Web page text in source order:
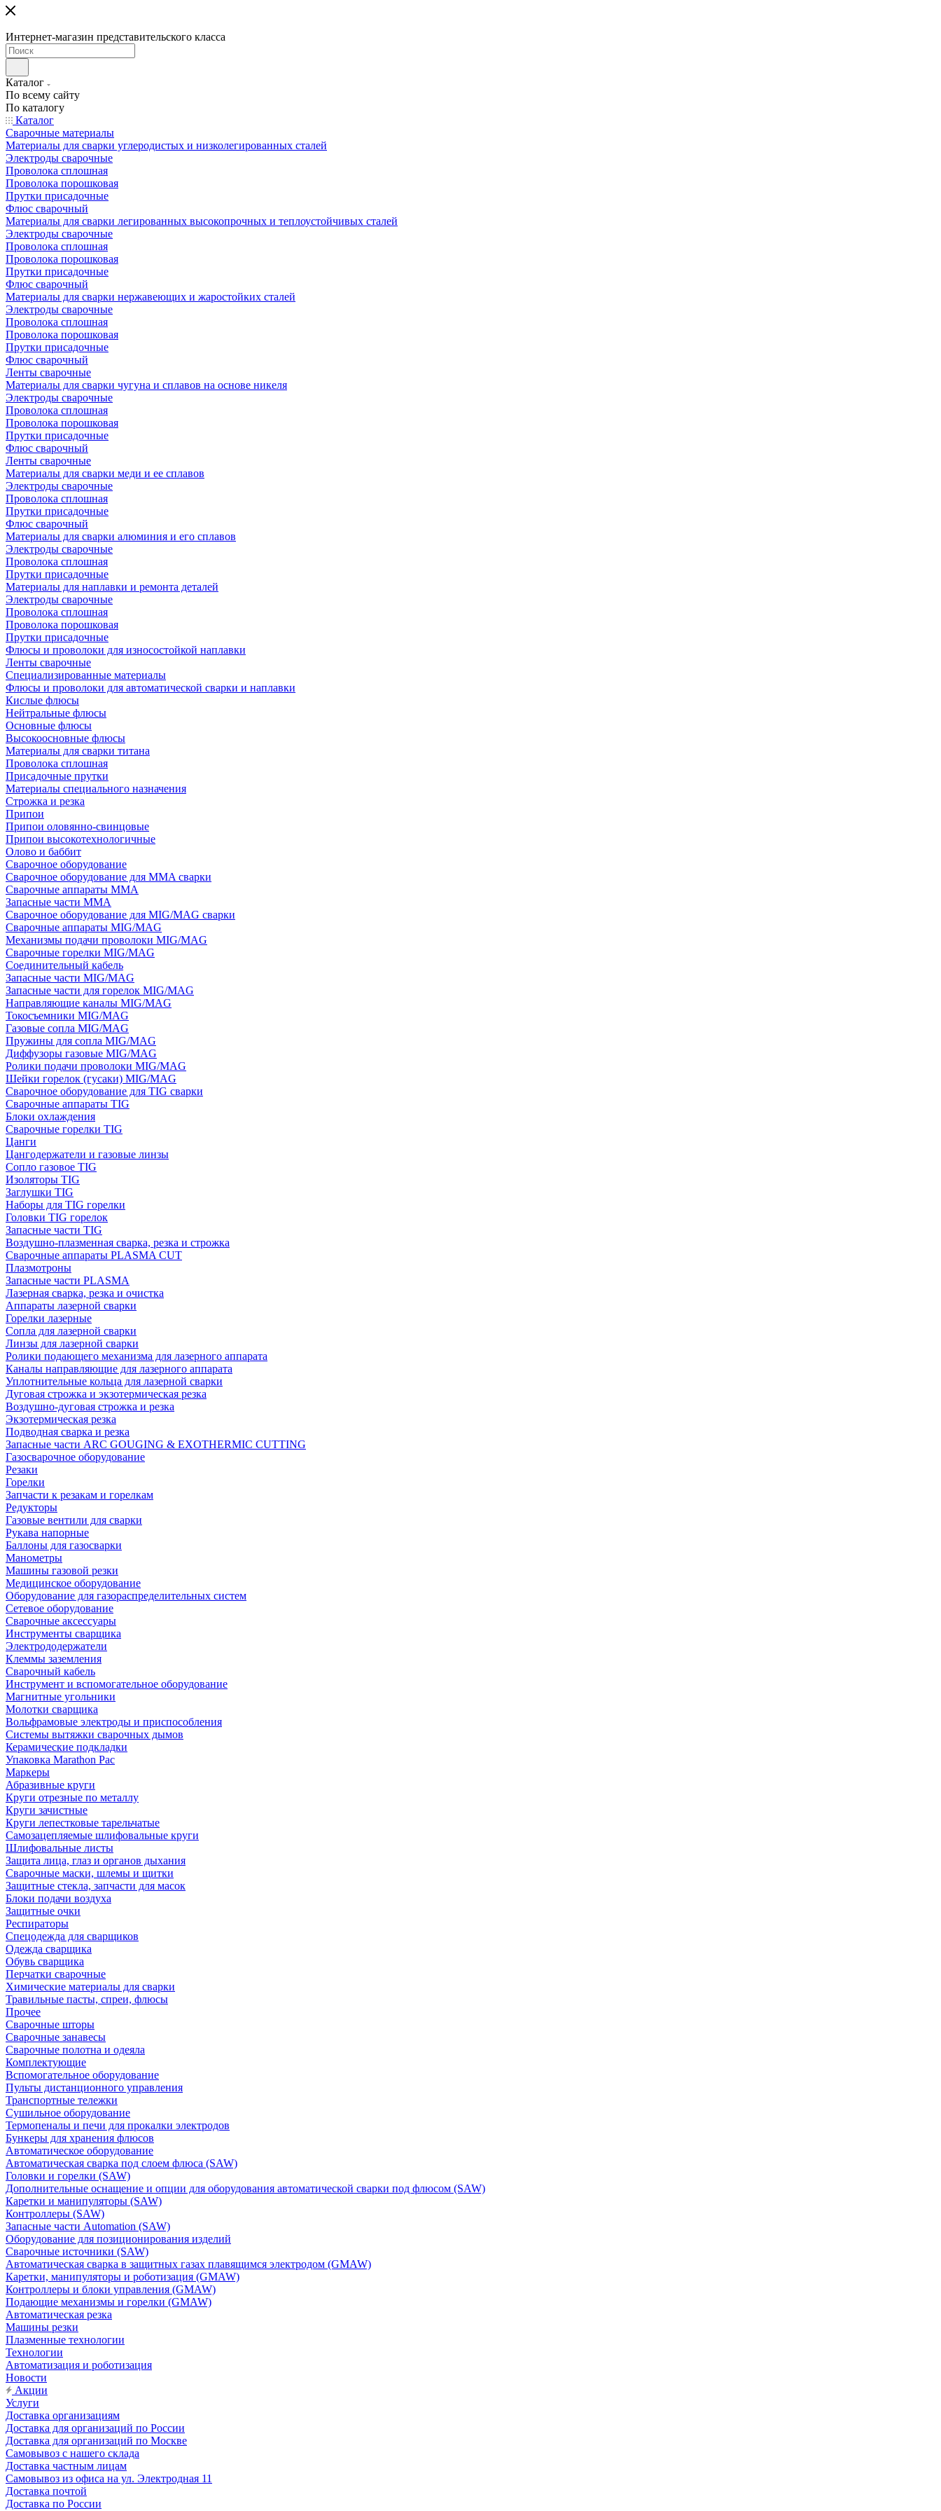
Интернет-магазин представительского класса
Каталог
По всему сайту
По каталогу
Каталог
Сварочные материалы
Материалы для сварки углеродистых и низколегированных сталей
Электроды сварочные
Проволока сплошная
Проволока порошковая
Прутки присадочные
Флюс сварочный
Материалы для сварки легированных высокопрочных и теплоустойчивых сталей
Электроды сварочные
Проволока сплошная
Проволока порошковая
Прутки присадочные
Флюс сварочный
Материалы для сварки нержавеющих и жаростойких сталей
Электроды сварочные
Проволока сплошная
Проволока порошковая
Прутки присадочные
Флюс сварочный
Ленты сварочные
Материалы для сварки чугуна и сплавов на основе никеля
Электроды сварочные
Проволока сплошная
Проволока порошковая
Прутки присадочные
Флюс сварочный
Ленты сварочные
Материалы для сварки меди и ее сплавов
Электроды сварочные
Проволока сплошная
Прутки присадочные
Флюс сварочный
Материалы для сварки алюминия и его сплавов
Электроды сварочные
Проволока сплошная
Прутки присадочные
Материалы для наплавки и ремонта деталей
Электроды сварочные
Проволока сплошная
Проволока порошковая
Прутки присадочные
Флюсы и проволоки для износостойкой наплавки
Ленты сварочные
Специализированные материалы
Флюсы и проволоки для автоматической сварки и наплавки
Кислые флюсы
Нейтральные флюсы
Основные флюсы
Высокоосновные флюсы
Материалы для сварки титана
Проволока сплошная
Присадочные прутки
Материалы специального назначения
Строжка и резка
Припои
Припои оловянно-свинцовые
Припои высокотехнологичные
Олово и баббит
Сварочное оборудование
Сварочное оборудование для MMA сварки
Сварочные аппараты MMA
Запасные части MMA
Сварочное оборудование для MIG/MAG сварки
Сварочные аппараты MIG/MAG
Механизмы подачи проволоки MIG/MAG
Сварочные горелки MIG/MAG
Соединительный кабель
Запасные части MIG/MAG
Запасные части для горелок MIG/MAG
Направляющие каналы MIG/MAG
Токосъемники MIG/MAG
Газовые сопла MIG/MAG
Пружины для сопла MIG/MAG
Диффузоры газовые MIG/MAG
Ролики подачи проволоки MIG/MAG
Шейки горелок (гусаки) MIG/MAG
Сварочное оборудование для TIG сварки
Сварочные аппараты TIG
Блоки охлаждения
Сварочные горелки TIG
Цанги
Цангодержатели и газовые линзы
Сопло газовое TIG
Изоляторы TIG
Заглушки TIG
Наборы для TIG горелки
Головки TIG горелок
Запасные части TIG
Воздушно-плазменная сварка, резка и строжка
Сварочные аппараты PLASMA CUT
Плазмотроны
Запасные части PLASMA
Лазерная сварка, резка и очистка
Аппараты лазерной сварки
Горелки лазерные
Сопла для лазерной сварки
Линзы для лазерной сварки
Ролики подающего механизма для лазерного аппарата
Каналы направляющие для лазерного аппарата
Уплотнительные кольца для лазерной сварки
Дуговая строжка и экзотермическая резка
Воздушно-дуговая строжка и резка
Экзотермическая резка
Подводная сварка и резка
Запасные части ARC GOUGING & EXOTHERMIC CUTTING
Газосварочное оборудование
Резаки
Горелки
Запчасти к резакам и горелкам
Редукторы
Газовые вентили для сварки
Рукава напорные
Баллоны для газосварки
Манометры
Машины газовой резки
Медицинское оборудование
Оборудование для газораспределительных систем
Сетевое оборудование
Сварочные аксессуары
Инструменты сварщика
Электрододержатели
Клеммы заземления
Сварочный кабель
Инструмент и вспомогательное оборудование
Магнитные угольники
Молотки сварщика
Вольфрамовые электроды и приспособления
Системы вытяжки сварочных дымов
Керамические подкладки
Упаковка Marathon Pac
Маркеры
Абразивные круги
Круги отрезные по металлу
Круги зачистные
Круги лепестковые тарельчатые
Самозацепляемые шлифовальные круги
Шлифовальные листы
Защита лица, глаз и органов дыхания
Сварочные маски, шлемы и щитки
Защитные стекла, запчасти для масок
Блоки подачи воздуха
Защитные очки
Респираторы
Спецодежда для сварщиков
Одежда сварщика
Обувь сварщика
Перчатки сварочные
Химические материалы для сварки
Травильные пасты, спреи, флюсы
Прочее
Сварочные шторы
Сварочные занавесы
Сварочные полотна и одеяла
Комплектующие
Вспомогательное оборудование
Пульты дистанционного управления
Транспортные тележки
Сушильное оборудование
Термопеналы и печи для прокалки электродов
Бункеры для хранения флюсов
Автоматическое оборудование
Автоматическая сварка под слоем флюса (SAW)
Головки и горелки (SAW)
Дополнительные оснащение и опции для оборудования автоматической сварки под флюсом (SAW)
Каретки и манипуляторы (SAW)
Контроллеры (SAW)
Запасные части Automation (SAW)
Оборудование для позиционирования изделий
Сварочные источники (SAW)
Автоматическая сварка в защитных газах плавящимся электродом (GMAW)
Каретки, манипуляторы и роботизация (GMAW)
Контроллеры и блоки управления (GMAW)
Подающие механизмы и горелки (GMAW)
Автоматическая резка
Машины резки
Плазменные технологии
Технологии
Автоматизация и роботизация
Новости
Акции
Услуги
Доставка организациям
Доставка для организаций по России
Доставка для организаций по Москве
Самовывоз с нашего склада
Доставка частным лицам
Самовывоз из офиса на ул. Электродная 11
Доставка почтой
Доставка по России